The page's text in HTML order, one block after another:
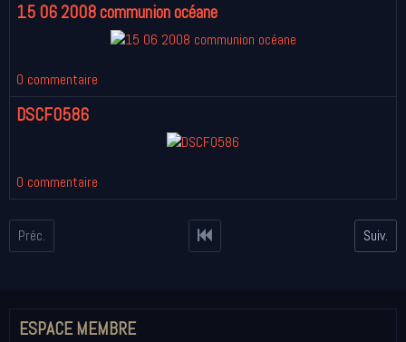
15 06 2008 communion océane
0 commentaire
DSCF0586
0 commentaire
Préc. Suiv.
ESPACE MEMBRE